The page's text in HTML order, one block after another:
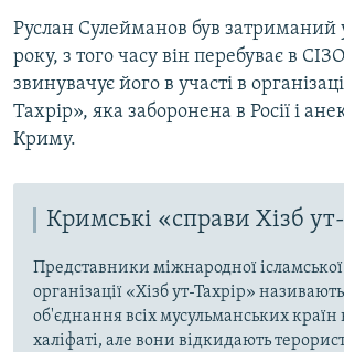
720p
Руслан Сулейманов був затриманий
року, з того часу він перебуває в
звинувачує його в участі в
Тахрір», яка заборонена в Росії і
Криму.
Кримські «справи Хізб
Представники міжнародної ісламської
організації «Хізб ут-Тахрір»
об'єднання всіх мусульманських країн
халіфаті, але вони відкидають